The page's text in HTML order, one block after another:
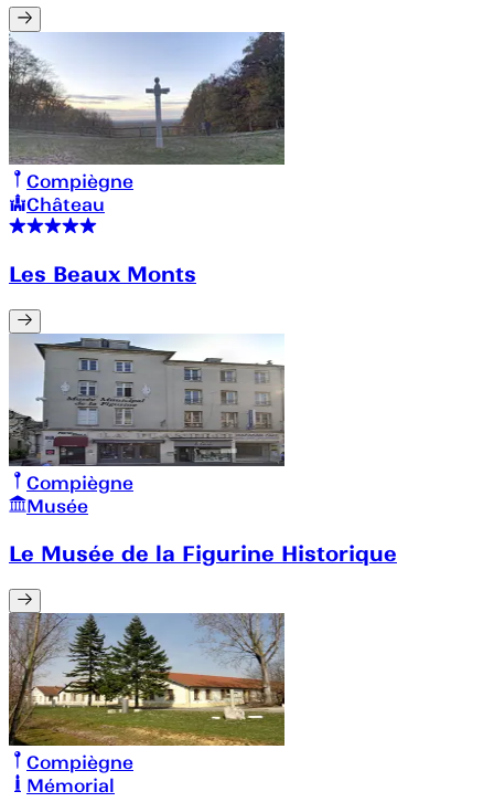
Compiègne
Château
Les Beaux Monts
Compiègne
Musée
Le Musée de la Figurine Historique
Compiègne
Mémorial